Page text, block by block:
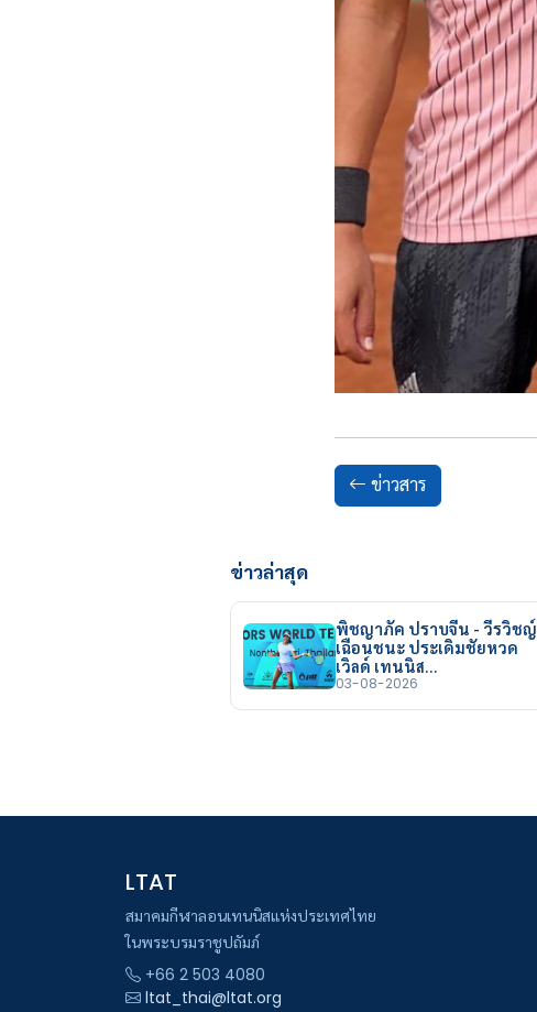
ข่าวสาร
ข่าวล่าสุด
พิชญาภัค ปราบจีน - วีรวิชญ์
เฉือนชนะ ประเดิมชัยหวด
เวิลด์ เทนนิส…
03-08-2026
LTAT
สมาคมกีฬาลอนเทนนิสแห่งประเทศไทย
ในพระบรมราชูปถัมภ์
+66 2 503 4080
ltat_thai@ltat.org